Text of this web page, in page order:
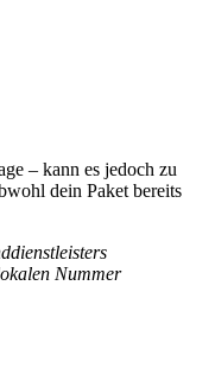
– kann es jedoch zu
dein Paket bereits
Nummer